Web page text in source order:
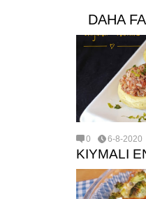
DAHA
0 6-8-2020
KIYMALI